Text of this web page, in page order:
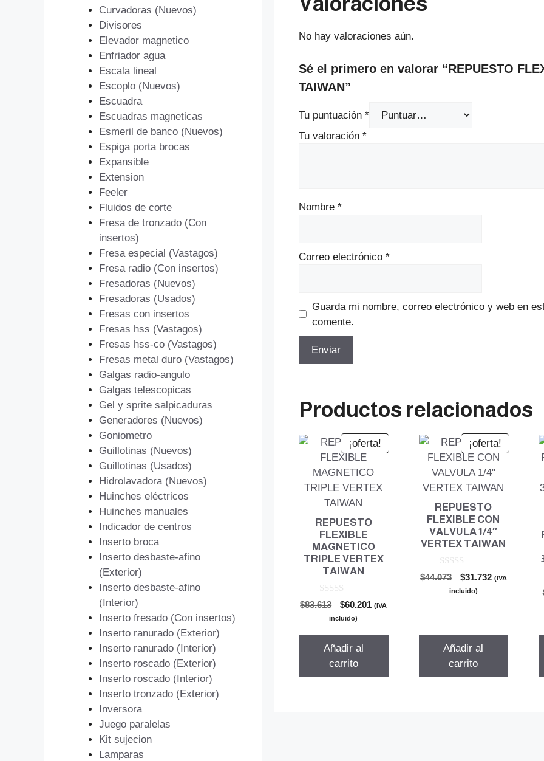
No hay valoraciones aún.
Sé el primero en valorar “REPUESTO
TAIWAN”
Tu puntuación *
Tu valoración *
Nombre *
Correo electrónico *
Guarda mi nombre, correo electrónico y web en
comente.
Productos relacionados
¡oferta!
REPUESTO
FLEXIBLE
MAGNETICO
TRIPLE VERTEX
TAIWAN
0
d
$83.613
El
precio
era:
$83.613.
$60.201 El
(IVA
incluido)
Añadir al
carrito
¡oferta!
REPUESTO
FLEXIBLE CON
VALVULA 1/4″
VERTEX TAIWAN
0
d
$44.073
El
precio
$31.732El(IVA
incluido)
Añadir al
carrito
Curvadoras (Nuevos)
Divisores
Elevador magnetico
Enfriador agua
Escala lineal
Escoplo (Nuevos)
Escuadra
Escuadras magneticas
Esmeril de banco (Nuevos)
Espiga porta brocas
Expansible
Extension
Feeler
Fluidos de corte
Fresa de tronzado (Con
insertos)
Fresa especial (Vastagos)
Fresa radio (Con insertos)
Fresadoras (Nuevos)
Fresadoras (Usados)
Fresas con insertos
Fresas hss (Vastagos)
Fresas hss-co (Vastagos)
Fresas metal duro (Vastagos)
Galgas radio-angulo
Galgas telescopicas
Gel y sprite salpicaduras
Generadores (Nuevos)
Goniometro
Guillotinas (Nuevos)
Guillotinas (Usados)
Hidrolavadora (Nuevos)
Huinches eléctricos
Huinches manuales
Indicador de centros
Inserto broca
Inserto desbaste-afino
(Exterior)
Inserto desbaste-afino
(Interior)
Inserto fresado (Con insertos)
Inserto ranurado (Exterior)
Inserto ranurado (Interior)
Inserto roscado (Exterior)
Inserto roscado (Interior)
Inserto tronzado (Exterior)
Inversora
Juego paralelas
Kit sujecion
Lamparas